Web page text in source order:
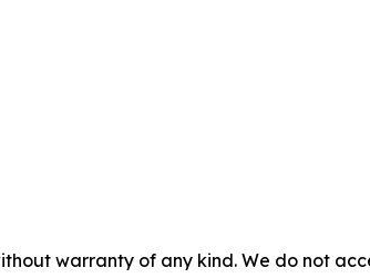
warranty of any kind. We do not